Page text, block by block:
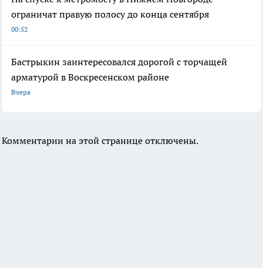
ограничат правую полосу до конца сентября
00:52
Бастрыкин заинтересовался дорогой с торчащей
арматурой в Воскресенском районе
Вчера
Комментарии на этой странице отключены.